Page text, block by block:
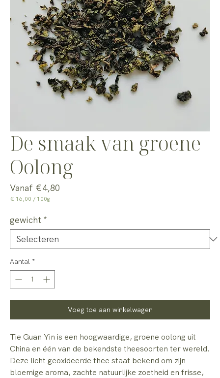
De smaak van groene
Oolong
Vanaf €4,80
€ 16,00 / 100g
100
Gram
gewicht *
Aantal *
Voeg toe aan winkelwagen
Tie Guan Yin is een hoogwaardige, groene oolong uit
China en één van de bekendste theesoorten ter wereld.
Deze licht geoxideerde thee staat bekend om zijn
bloemige aroma, zachte natuurlijke zoetheid en frisse,